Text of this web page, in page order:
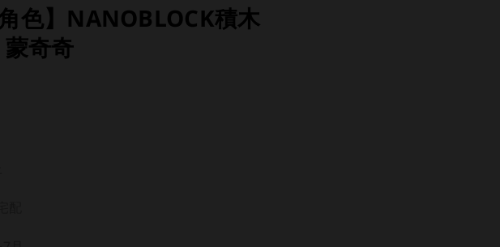
色】NANOBLOCK積木
奇奇